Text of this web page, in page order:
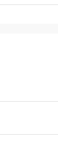
よって決まる。